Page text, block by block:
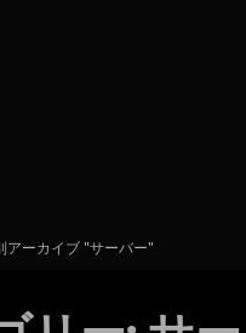
アーカイブ "サーバー"